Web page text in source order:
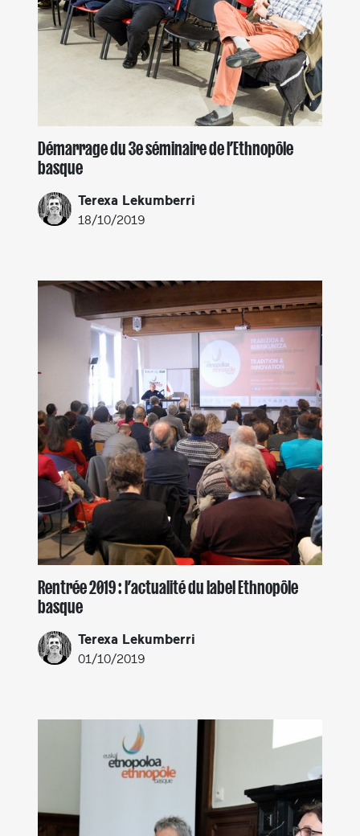
Démarrage du 3e séminaire de l’Ethnopôle
basque
Terexa Lekumberri
18/10/2019
Rentrée 2019 : l’actualité du label Ethnopôle
basque
Terexa Lekumberri
01/10/2019